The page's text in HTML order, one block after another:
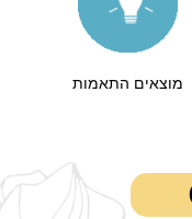
מוצאים התאמות